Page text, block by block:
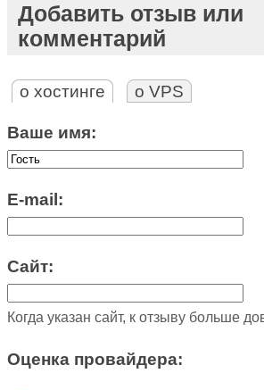
Добавить отзыв или
комментарий
о хостинге о VPS
Ваше имя:
E-mail:
Сайт:
Когда указан сайт, к отзыву больше
Оценка провайдера: